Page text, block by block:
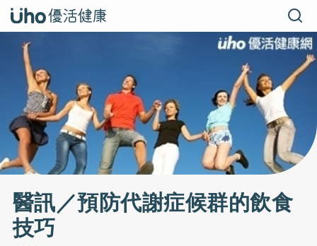
醫訊／預防代謝症候群的飲食
技巧